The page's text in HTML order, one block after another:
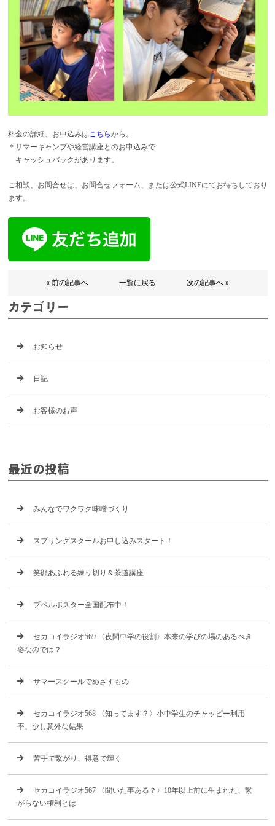
料金の詳細、お申込みは こちらから。
＊サマーキャンプや経営講座とのお申込みで
キャッシュバックがあります。
ご相談、お問合せは、お問合せフォーム、または公式LINEにてお待ちしており
ます。
« 前の記事へ 一覧に戻る 次の記事へ »
カテゴリー
お知らせ
日記
お客様のお声
最近の投稿
みんなでワクワク味噌づくり
スプリングスクールお申し込みスタート！
笑顔あふれる練り切り＆茶道講座
プペルポスター全国配布中！
セカコイラジオ569 〈夜間中学の役割〉本来の学びの場のあるべき
姿なのでは？
サマースクールでめざすもの
セカコイラジオ568 〈知ってます？〉小中学生のチャッピー利用
率、少し意外な結果
苦手で繋がり、得意で輝く
セカコイラジオ567 〈聞いた事ある？〉10年以上前に生まれた、繋
がらない権利とは